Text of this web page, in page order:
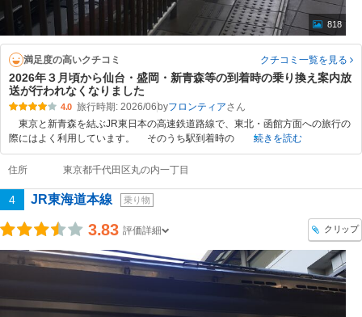
818
満足度の高いクチコミ クチコミ一覧を見る
2026年３月頃から仙台・盛岡・新青森等の到着時の乗り換え案内放
送が行われなくなりました
4.0 旅行時期: 2026/06 byフロンティア
東京と新青森を結ぶJR東日本の高速鉄道路線で、東北・函館方面への旅行の
際にはよく利用しています。 そのうち駅到着時の
続きを読む
住所 東京都千代田区丸の内一丁目
4 JR東海道本線 乗り物
3.83 評価詳細 クリップ